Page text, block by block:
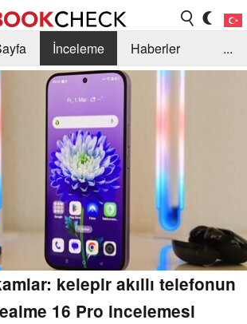
İnceleme
Haberler
Satın Alma Rehberi
...
kelepir akıllı telefonun
16 Pro incelemesi